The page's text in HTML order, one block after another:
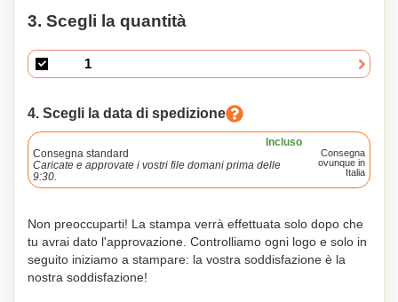
3. Scegli la quantità
4. Scegli la data di spedizione
Incluso
Consegna standard
Caricate e approvate i vostri file domani prima delle
9:30.
Consegna
ovunque in
Italia
Non preoccuparti! La stampa verrà effettuata solo dopo che
tu avrai dato l'approvazione. Controlliamo ogni logo e solo in
seguito iniziamo a stampare: la vostra soddisfazione è la
nostra soddisfazione!